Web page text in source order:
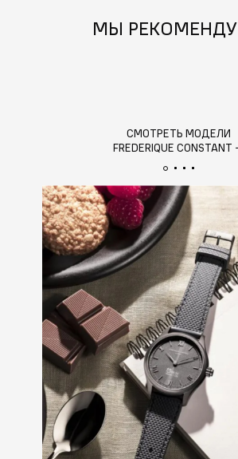
МЫ
СМОТРЕТЬ МОДЕЛИ
FREDERIQUE CONSTANT